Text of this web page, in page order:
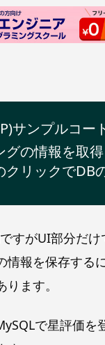
サンプルコー
グの情報を取
クリックでDB
すがUI部分だけ
情報を保存する
ます。
で星評価を